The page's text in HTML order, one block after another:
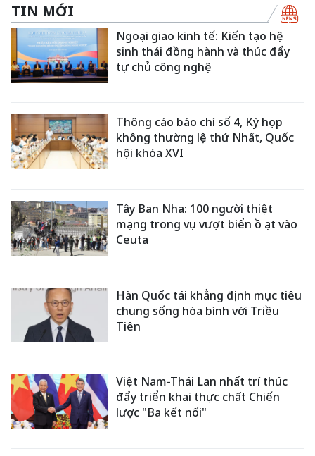
TIN MỚI
Ngoại giao kinh tế: Kiến tạo hệ
sinh thái đồng hành và thúc đẩy
tự chủ công nghệ
Thông cáo báo chí số 4, Kỳ họp
không thường lệ thứ Nhất, Quốc
hội khóa XVI
Tây Ban Nha: 100 người thiệt
mạng trong vụ vượt biển ồ ạt vào
Ceuta
Hàn Quốc tái khẳng định mục tiêu
chung sống hòa bình với Triều
Tiên
Việt Nam-Thái Lan nhất trí thúc
đẩy triển khai thực chất Chiến
lược "Ba kết nối"